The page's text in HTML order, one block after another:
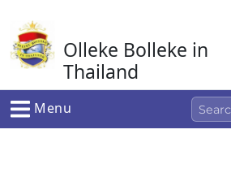
naar
de
inhoud
Olleke Bolleke in
Thailand
In Thailand
Menu